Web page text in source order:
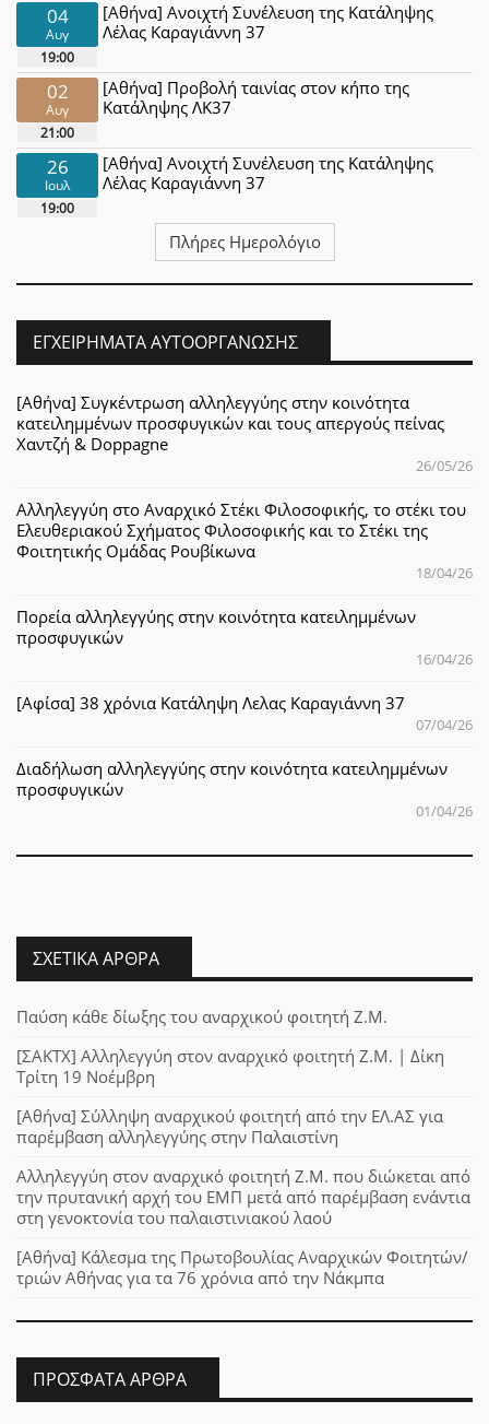
04
Αυγ
19:00
[Αθήνα] Ανοιχτή Συνέλευση της Κατάληψης
Λέλας Καραγιάννη 37
02
Αυγ
21:00
[Αθήνα] Προβολή ταινίας στον κήπο της
Κατάληψης ΛΚ37
26
Ιουλ
19:00
[Αθήνα] Ανοιχτή Συνέλευση της Κατάληψης
Λέλας Καραγιάννη 37
Πλήρες Ημερολόγιο
ΕΓΧΕΙΡΉΜΑΤΑ ΑΥΤΟΟΡΓΆΝΩΣΗΣ
[Αθήνα] Συγκέντρωση αλληλεγγύης στην κοινότητα
κατειλημμένων προσφυγικών και τους απεργούς πείνας
Χαντζή & Doppagne
26/05/26
Αλληλεγγύη στο Αναρχικό Στέκι Φιλοσοφικής, το στέκι του
Ελευθεριακού Σχήματος Φιλοσοφικής και το Στέκι της
Φοιτητικής Ομάδας Ρουβίκωνα
18/04/26
Πορεία αλληλεγγύης στην κοινότητα κατειλημμένων
προσφυγικών
16/04/26
[Αφίσα] 38 χρόνια Κατάληψη Λελας Καραγιάννη 37
07/04/26
Διαδήλωση αλληλεγγύης στην κοινότητα κατειλημμένων
προσφυγικών
01/04/26
ΣΧΕΤΙΚΆ ΆΡΘΡΑ
Παύση κάθε δίωξης του αναρχικού φοιτητή Ζ.Μ.
[ΣΑΚΤΧ] Αλληλεγγύη στον αναρχικό φοιτητή Ζ.Μ. | Δίκη
Τρίτη 19 Νοέμβρη
[Αθήνα] Σύλληψη αναρχικού φοιτητή από την ΕΛ.ΑΣ για
παρέμβαση αλληλεγγύης στην Παλαιστίνη
Αλληλεγγύη στον αναρχικό φοιτητή Ζ.Μ. που διώκεται από
την πρυτανική αρχή του ΕΜΠ μετά από παρέμβαση ενάντια
στη γενοκτονία του παλαιστινιακού λαού
[Αθήνα] Κάλεσμα της Πρωτοβουλίας Αναρχικών Φοιτητών/
τριών Αθήνας για τα 76 χρόνια από την Νάκμπα
ΠΡΌΣΦΑΤΑ ΆΡΘΡΑ